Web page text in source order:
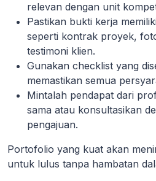
relevan dengan unit
Pastikan bukti kerja
seperti kontrak proyek,
testimoni klien.
Gunakan checklist yang
memastikan semua
Mintalah pendapat dari
sama atau konsultasikan
pengajuan.
Portofolio yang kuat akan
untuk lulus tanpa hambatan